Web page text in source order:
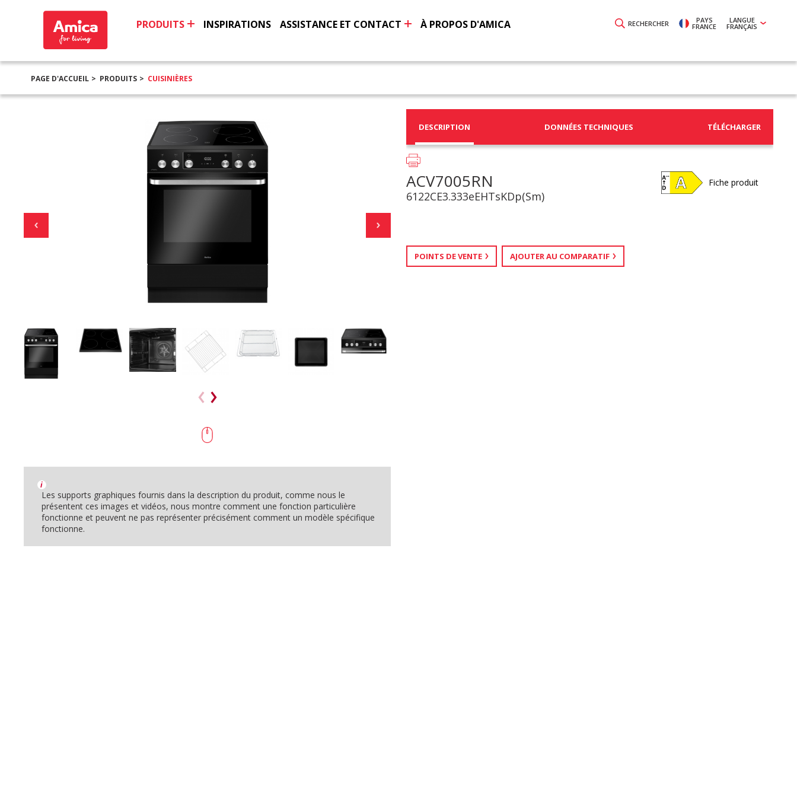
RECHERCHER PAYS
FRANCE
LANGUE
FRANÇAIS
PRODUITS INSPIRATIONS ASSISTANCE ET CONTACT À PROPOS D'AMICA
PAGE D'ACCUEIL PRODUITS CUISINIÈRES
i
Les supports graphiques fournis dans la description du produit, comme nous le
présentent ces images et vidéos, nous montre comment une fonction particulière
fonctionne et peuvent ne pas représenter précisément comment un modèle spécifique
fonctionne.
DESCRIPTION DONNÉES TECHNIQUES TÉLÉCHARGER
ACV7005RN
6122CE3.333eEHTsKDp(Sm)
Fiche produit
POINTS DE VENTE AJOUTER AU COMPARATIF